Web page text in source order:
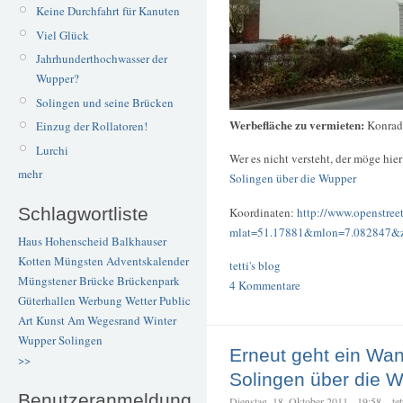
Keine Durchfahrt für Kanuten
Viel Glück
Jahrhunderthochwasser der
Wupper?
Solingen und seine Brücken
Einzug der Rollatoren!
Lurchi
mehr
Schlagwortliste
Haus Hohenscheid Balkhauser
Kotten Müngsten Adventskalender
Müngstener BrückeBrückenpark
Güterhallen Werbung WetterPublic
ArtKunstAm Wegesrand Winter
WupperSolingen
>>
Werbefläche zu vermieten:
Wer es nicht versteht, der möge
Solingen über die Wupper
Koordinaten: http://
tetti's blog
4 Kommentare
Erneut geht ein
Solingen über die